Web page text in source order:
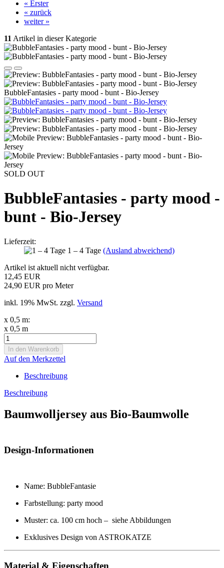
« Erster
« zurück
weiter »
11 Artikel in dieser Kategorie
BubbleFantasies - party mood - bunt - Bio-Jersey
SOLD OUT
BubbleFantasies - party mood -
bunt - Bio-Jersey
Lieferzeit:
1 – 4 Tage (Ausland abweichend)
Artikel ist aktuell nicht verfügbar.
12,45 EUR
24,90 EUR pro Meter
inkl. 19% MwSt. zzgl. Versand
x 0,5 m:
x 0,5 m
Auf den Merkzettel
Beschreibung
Beschreibung
Baumwolljersey aus Bio-Baumwolle
Design-Informationen
Name: BubbleFantasie
Farbstellung: party mood
Muster: ca. 100 cm hoch – siehe Abbildungen
Exklusives Design von ASTROKATZE
Material & Eigenschaften